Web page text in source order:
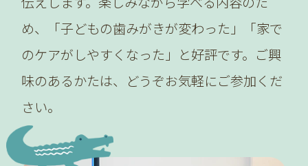
め、「子どもの歯みがきが変わった」「家で
のケアがしやすくなった」と好評です。ご興
味のあるかたは、どうぞお気軽にご参加くだ
さい。